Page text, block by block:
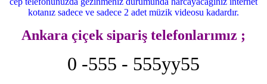
kotanız sadece ve sadece 2 adet müzik videosu kadardır.
Ankara çiçek sipariş telefonlarımız ;
0 -555 - 555yy55